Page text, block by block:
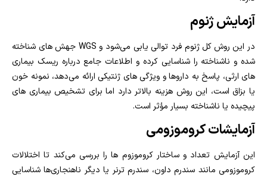
آزمایش ژنوم
در این روش کل ژنوم فرد توالی‌ یابی می‌شود و WGS جهش‌ های شناخته‌
شده و ناشناخته را شناسایی کرده و اطلاعات جامع درباره ریسک بیماری‌
های ارثی، پاسخ به داروها و ویژگی‌ های ژنتیکی ارائه می‌دهد، نمونه خون
یا بزاق است، این روش هزینه بالاتر دارد اما برای تشخیص بیماری‌ های
پیچیده یا ناشناخته بسیار مؤثر است.
آزمایشات کروموزومی
این آزمایش تعداد و ساختار کروموزوم‌ ها را بررسی می‌کند تا اختلالات
کروموزومی مانند سندرم داون، سندرم ترنر یا دیگر ناهنجاری‌ها شناسایی